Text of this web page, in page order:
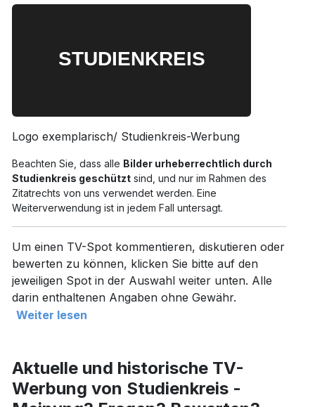
Logo exemplarisch/ Studienkreis-Werbung
Beachten Sie, dass alle Bilder urheberrechtlich durch
Studienkreis geschütztsind, und nur im Rahmen des
Zitatrechts von uns verwendet werden. Eine
Weiterverwendung ist in jedem Fall untersagt.
Um einen TV-Spot kommentieren, diskutieren oder
bewerten zu können, klicken Sie bitte auf den
jeweiligen Spot in der Auswahl weiter unten. Alle
darin enthaltenen Angaben ohne Gewähr.
Weiter lesen
Aktuelle und historische TV-
Werbung von Studienkreis -